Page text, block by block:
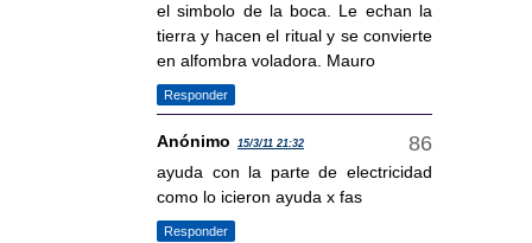
el simbolo de la boca. Le echan la
tierra y hacen el ritual y se convierte
en alfombra voladora. Mauro
Responder
Anónimo 15/3/11 21:32
ayuda con la parte de electricidad
como lo icieron ayuda x fas
Responder